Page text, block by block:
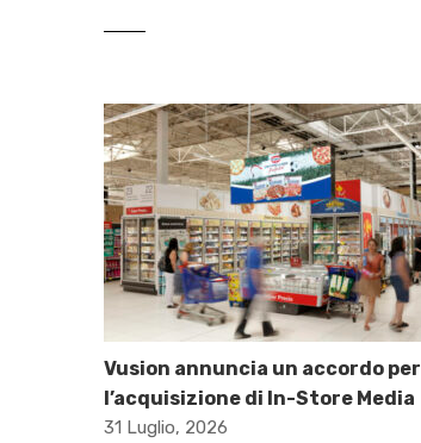
Vusion annuncia un accordo per
l’acquisizione di In-Store Media
31 Luglio, 2026